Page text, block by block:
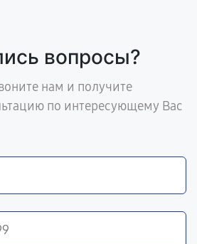
вопросы?
нам и получите
по интересующему Вас